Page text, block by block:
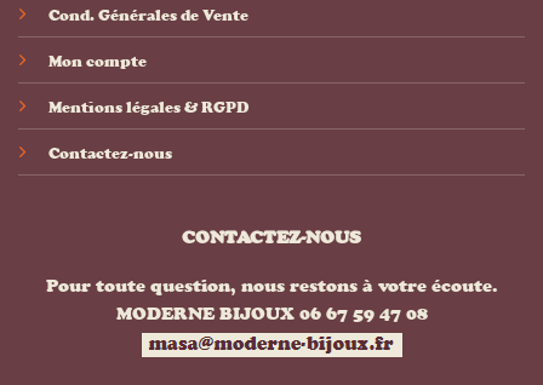
Cond. Générales de Vente
Mon compte
Mentions légales & RGPD
Contactez-nous
CONTACTEZ-NOUS
Pour toute question, nous restons à votre écoute.
MODERNE BIJOUX 06 67 59 47 08